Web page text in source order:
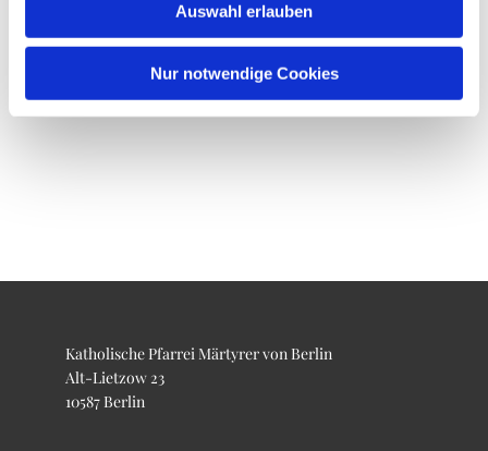
Auswahl erlauben
Nur notwendige Cookies
Katholische Pfarrei Märtyrer von Berlin
Alt-Lietzow 23
10587 Berlin